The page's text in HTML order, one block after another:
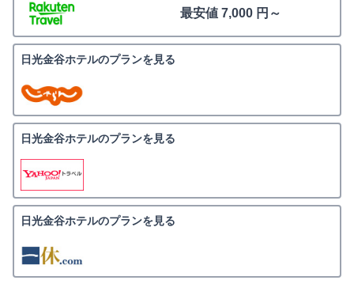
最安値 7,000 円～
日光金谷ホテルのプランを見る
日光金谷ホテルのプランを見る
日光金谷ホテルのプランを見る